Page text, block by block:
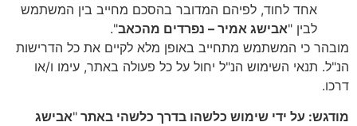
אחד לחוד, לפיהם המדובר בהסכם מחייב בין המשתמש
לבין "אבישג אמיר – נפרדים מהכאב".
מובהר כי המשתמש מתחייב באופן מלא לקיים את כל הדרישות
הנ"ל. תנאי השימוש הנ"ל יחול על כל פעולה באתר, עימו ו/או
דרכו.
מודגש: על ידי שימוש כלשהו בדרך כלשהי באתר "אבישג